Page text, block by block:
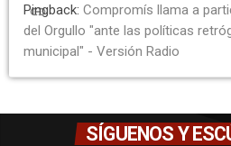
link
Pingback: Compromís llama a
del Orgullo "ante las políticas
municipal" - Versión Radio
SÍGUENOS Y